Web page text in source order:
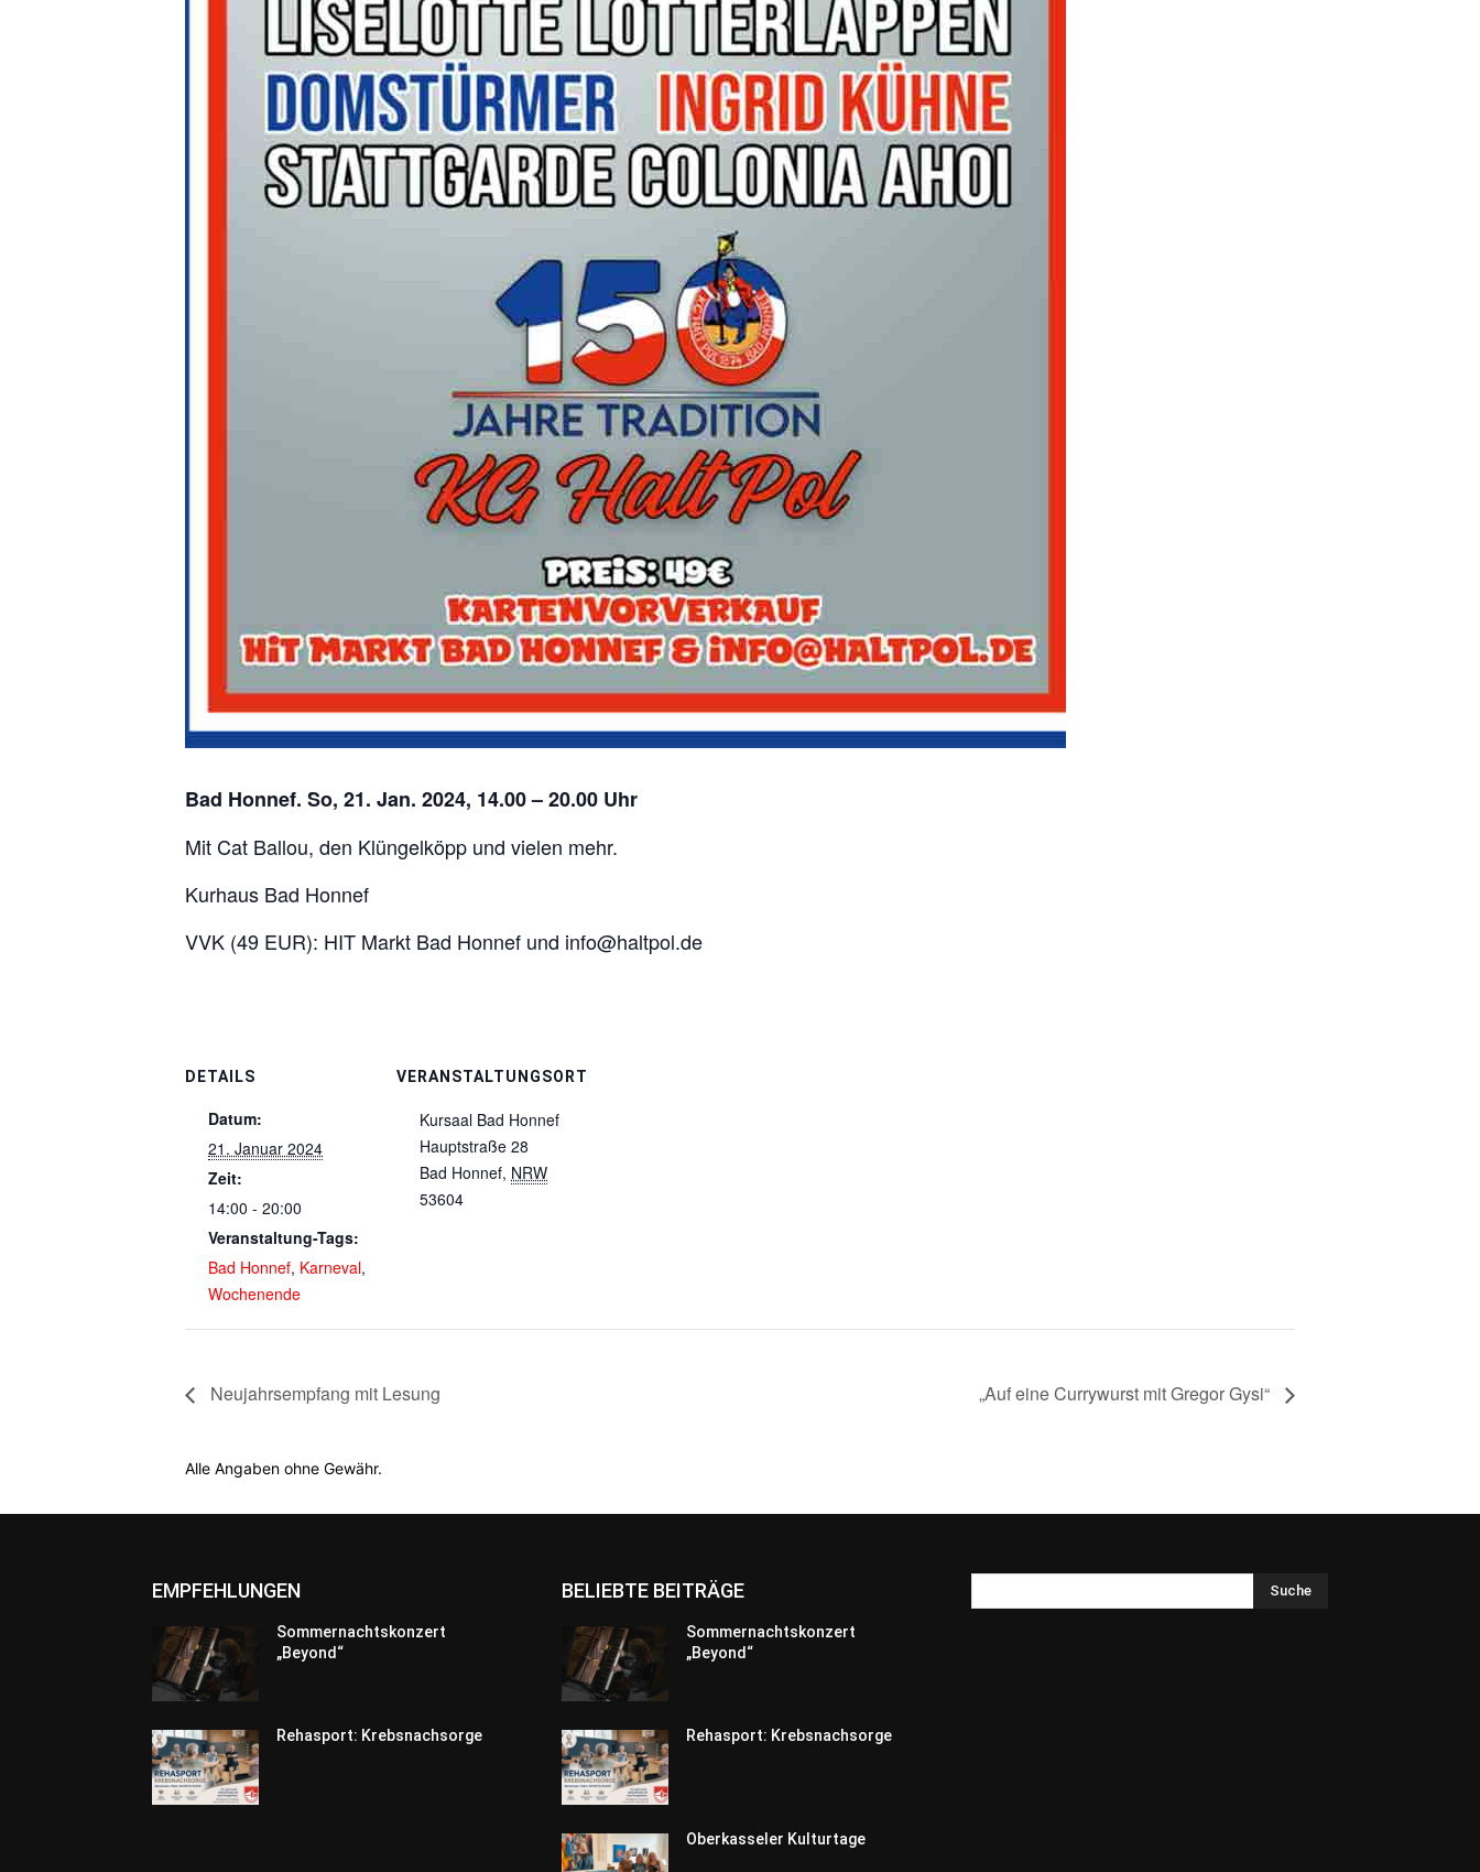
Bad Honnef. So, 21. Jan. 2024, 14.00 – 20.00 Uhr
Mit Cat Ballou, den Klüngelköpp und vielen mehr.
Kurhaus Bad Honnef
VVK (49 EUR): HIT Markt Bad Honnef und info@haltpol.de
DETAILS
Datum:
21. Januar 2024
Zeit:
14:00 - 20:00
Veranstaltung-Tags:
Bad Honnef, Karneval,
Wochenende
VERANSTALTUNGSORT
Kursaal Bad Honnef
Hauptstraße 28
Bad Honnef, NRW
53604
Neujahrsempfang mit Lesung „Auf eine Currywurst mit Gregor Gysi“
Alle Angaben ohne Gewähr.
EMPFEHLUNGEN
Sommernachtskonzert
„Beyond“
Rehasport: Krebsnachsorge
BELIEBTE BEITRÄGE
Sommernachtskonzert
„Beyond“
Rehasport: Krebsnachsorge
Oberkasseler Kulturtage
Suche